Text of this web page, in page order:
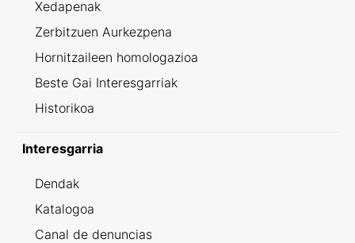
Xedapenak
Zerbitzuen Aurkezpena
Hornitzaileen homologazioa
Beste Gai Interesgarriak
Historikoa
Interesgarria
Dendak
Katalogoa
Canal de denuncias